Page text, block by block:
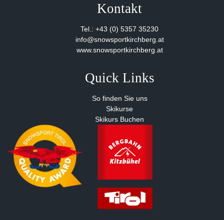
Kontakt
Tel.: +43 (0) 5357 35230
info@snowsportkirchberg.at
www.snowsportkirchberg.at
Quick Links
So finden Sie uns
Skikurse
Skikurs Buchen